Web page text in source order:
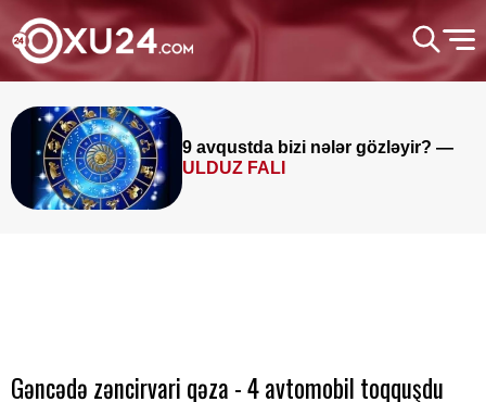
9 avqustda bizi nələr gözləyir? —
ULDUZ FALI
Gəncədə zəncirvari qəza - 4 avtomobil toqquşdu